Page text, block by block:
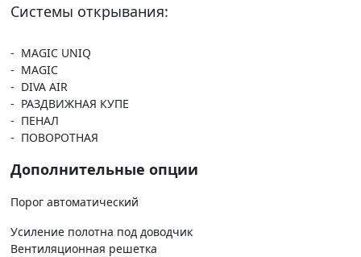
Системы открывания:
- MAGIC UNIQ
- MAGIC
- DIVA AIR
- РАЗДВИЖНАЯ КУПЕ
- ПЕНАЛ
- ПОВОРОТНАЯ
Дополнительные опции
Порог автоматический
Усиление полотна под доводчик
Вентиляционная решетка